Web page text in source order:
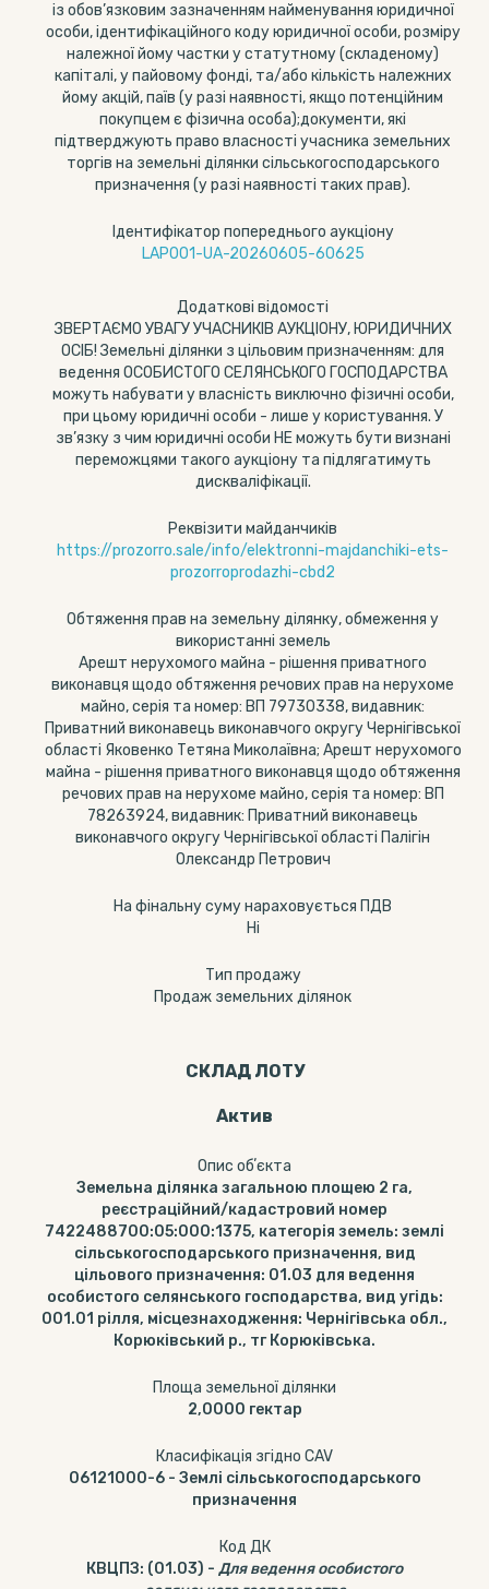
із обов’язковим зазначенням найменування юридичної
особи, ідентифікаційного коду юридичної особи, розміру
належної йому частки у статутному (складеному)
капіталі, у пайовому фонді, та/або кількість належних
йому акцій, паїв (у разі наявності, якщо потенційним
покупцем є фізична особа);документи, які
підтверджують право власності учасника земельних
торгів на земельні ділянки сільськогосподарського
призначення (у разі наявності таких прав).
Ідентифікатор попереднього аукціону
LAP001-UA-20260605-60625
Додаткові відомості
ЗВЕРТАЄМО УВАГУ УЧАСНИКІВ АУКЦІОНУ, ЮРИДИЧНИХ
ОСІБ! Земельні ділянки з цільовим призначенням: для
ведення ОСОБИСТОГО СЕЛЯНСЬКОГО ГОСПОДАРСТВА
можуть набувати у власність виключно фізичні особи,
при цьому юридичні особи - лише у користування. У
зв’язку з чим юридичні особи НЕ можуть бути визнані
переможцями такого аукціону та підлягатимуть
дискваліфікації.
Реквізити майданчиків
https://prozorro.sale/info/elektronni-majdanchiki-ets-
prozorroprodazhi-cbd2
Обтяження прав на земельну ділянку, обмеження у
використанні земель
Арешт нерухомого майна - рішення приватного
виконавця щодо обтяження речових прав на нерухоме
майно, серія та номер: ВП 79730338, видавник:
Приватний виконавець виконавчого округу Чернігівської
області Яковенко Тетяна Миколаївна; Арешт нерухомого
майна - рішення приватного виконавця щодо обтяження
речових прав на нерухоме майно, серія та номер: ВП
78263924, видавник: Приватний виконавець
виконавчого округу Чернігівської області Палігін
Олександр Петрович
На фінальну суму нараховується ПДВ
Ні
Тип продажу
Продаж земельних ділянок
СКЛАД ЛОТУ
Актив
Опис обʼєкта
Земельна ділянка загальною площею 2 га,
реєстраційний/кадастровий номер
7422488700:05:000:1375, категорія земель: землі
сільськогосподарського призначення, вид
цільового призначення: 01.03 для ведення
особистого селянського господарства, вид угідь:
001.01 рілля, місцезнаходження: Чернігівська обл.,
Корюківський р., тг Корюківська.
Площа земельної ділянки
2,0000 гектар
Класифікація згідно CAV
06121000-6- Землі сільськогосподарського
призначення
Код ДК
КВЦПЗ: (01.03) - Для ведення особистого